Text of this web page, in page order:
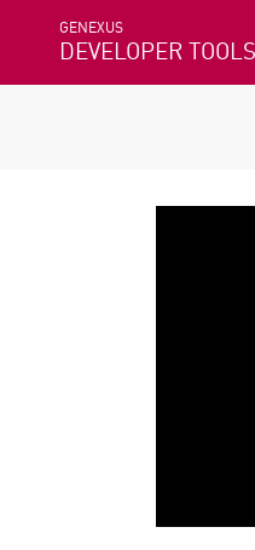
GENEXUS
DEVELOPER TOOLS